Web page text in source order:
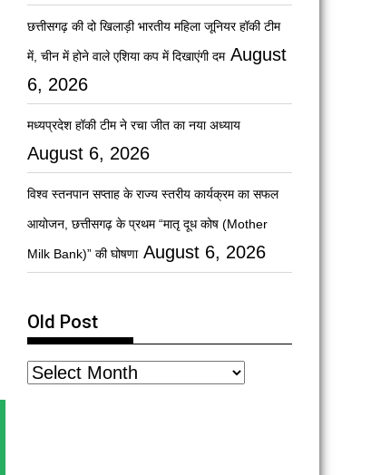
छत्तीसगढ़ की दो खिलाड़ी भारतीय महिला जूनियर हॉकी टीम
में, चीन में होने वाले एशिया कप में दिखाएंगी दम August
6, 2026
मध्यप्रदेश हॉकी टीम ने रचा जीत का नया अध्याय
August 6, 2026
विश्व स्तनपान सप्ताह के राज्य स्तरीय कार्यक्रम का सफल
आयोजन, छत्तीसगढ़ के प्रथम “मातृ दूध कोष (Mother
Milk Bank)” की घोषणा August 6, 2026
Old Post